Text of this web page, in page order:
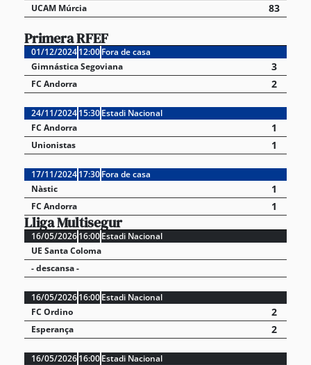
UCAM Múrcia 83
Primera RFEF
01/12/202412:00Fora de casa
Gimnástica Segoviana
3
FC Andorra 2
24/11/202415:30Estadi Nacional
FC Andorra
1
Unionistas 1
17/11/202417:30Fora de casa
Nàstic
1
FC Andorra 1
Lliga Multisegur
16/05/202616:00Estadi Nacional
UE Santa Coloma
- descansa -
16/05/202616:00Estadi Nacional
FC Ordino
2
Esperança 2
16/05/202616:00Estadi Nacional